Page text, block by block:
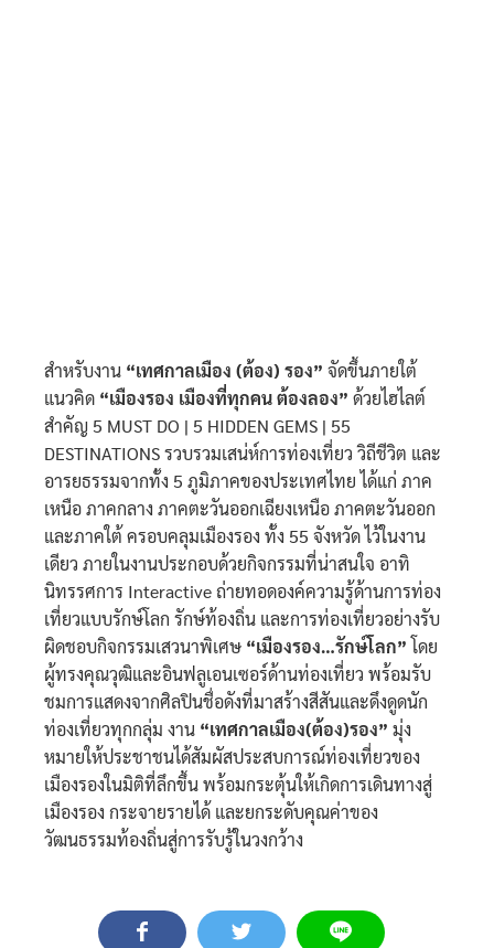
สำหรับงาน “เทศกาลเมือง (ต้อง) รอง” จัดขึ้นภายใต้
แนวคิด “เมืองรอง เมืองที่ทุกคน ต้องลอง” ด้วยไฮไลต์
สำคัญ 5 MUST DO | 5 HIDDEN GEMS | 55
DESTINATIONS รวบรวมเสน่ห์การท่องเที่ยว วิถีชีวิต และ
อารยธรรมจากทั้ง 5 ภูมิภาคของประเทศไทย ได้แก่ ภาค
เหนือ ภาคกลาง ภาคตะวันออกเฉียงเหนือ ภาคตะวันออก
และภาคใต้ ครอบคลุมเมืองรอง ทั้ง 55 จังหวัด ไว้ในงาน
เดียว ภายในงานประกอบด้วยกิจกรรมที่น่าสนใจ อาทิ
นิทรรศการ Interactive ถ่ายทอดองค์ความรู้ด้านการท่อง
เที่ยวแบบรักษ์โลก รักษ์ท้องถิ่น และการท่องเที่ยวอย่างรับ
ผิดชอบกิจกรรมเสวนาพิเศษ “เมืองรอง…รักษ์โลก”โดย
ผู้ทรงคุณวุฒิและอินฟลูเอนเซอร์ด้านท่องเที่ยว พร้อมรับ
ชมการแสดงจากศิลปินชื่อดังที่มาสร้างสีสันและดึงดูดนัก
ท่องเที่ยวทุกกลุ่ม งาน “เทศกาลเมือง(ต้อง)รอง” มุ่ง
หมายให้ประชาชนได้สัมผัสประสบการณ์ท่องเที่ยวของ
เมืองรองในมิติที่ลึกขึ้น พร้อมกระตุ้นให้เกิดการเดินทางสู่
เมืองรอง กระจายรายได้ และยกระดับคุณค่าของ
วัฒนธรรมท้องถิ่นสู่การรับรู้ในวงกว้าง